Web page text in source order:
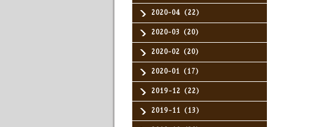
2020-04（22）
2020-03（20）
2020-02（20）
2020-01（17）
2019-12（22）
2019-11（13）